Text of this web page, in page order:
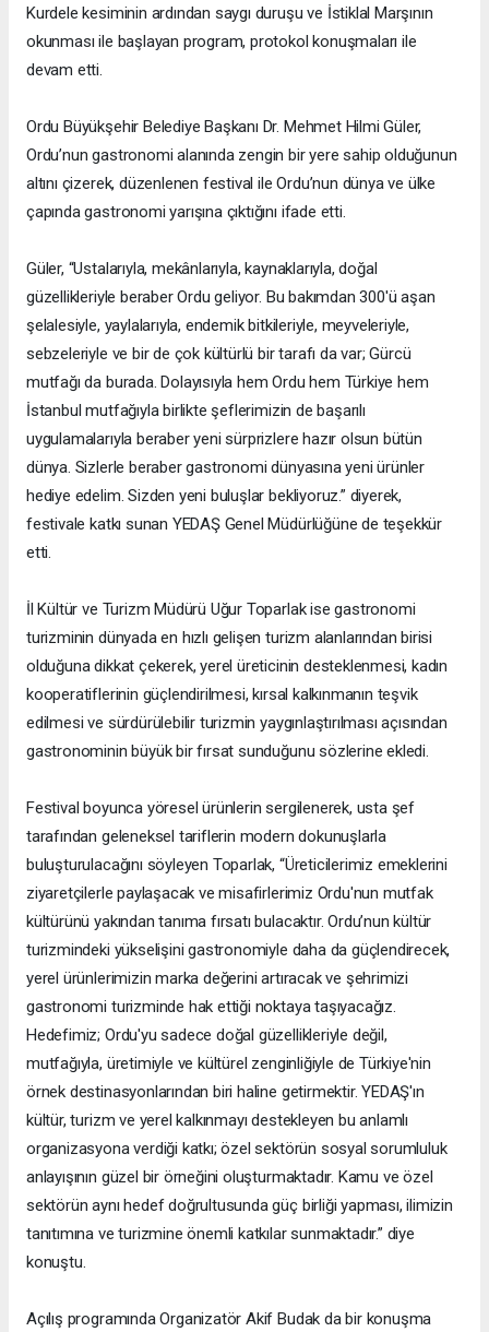
Kurdele kesiminin ardından saygı duruşu ve İstiklal Marşının
okunması ile başlayan program, protokol konuşmaları ile
devam etti.
Ordu Büyükşehir Belediye Başkanı Dr. Mehmet Hilmi Güler,
Ordu’nun gastronomi alanında zengin bir yere sahip olduğunun
altını çizerek, düzenlenen festival ile Ordu’nun dünya ve ülke
çapında gastronomi yarışına çıktığını ifade etti.
Güler, “Ustalarıyla, mekânlarıyla, kaynaklarıyla, doğal
güzellikleriyle beraber Ordu geliyor. Bu bakımdan 300'ü aşan
şelalesiyle, yaylalarıyla, endemik bitkileriyle, meyveleriyle,
sebzeleriyle ve bir de çok kültürlü bir tarafı da var; Gürcü
mutfağı da burada. Dolayısıyla hem Ordu hem Türkiye hem
İstanbul mutfağıyla birlikte şeflerimizin de başarılı
uygulamalarıyla beraber yeni sürprizlere hazır olsun bütün
dünya. Sizlerle beraber gastronomi dünyasına yeni ürünler
hediye edelim. Sizden yeni buluşlar bekliyoruz.” diyerek,
festivale katkı sunan YEDAŞ Genel Müdürlüğüne de teşekkür
etti.
İl Kültür ve Turizm Müdürü Uğur Toparlak ise gastronomi
turizminin dünyada en hızlı gelişen turizm alanlarından birisi
olduğuna dikkat çekerek, yerel üreticinin desteklenmesi, kadın
kooperatiflerinin güçlendirilmesi, kırsal kalkınmanın teşvik
edilmesi ve sürdürülebilir turizmin yaygınlaştırılması açısından
gastronominin büyük bir fırsat sunduğunu sözlerine ekledi.
Festival boyunca yöresel ürünlerin sergilenerek, usta şef
tarafından geleneksel tariflerin modern dokunuşlarla
buluşturulacağını söyleyen Toparlak, “Üreticilerimiz emeklerini
ziyaretçilerle paylaşacak ve misafirlerimiz Ordu'nun mutfak
kültürünü yakından tanıma fırsatı bulacaktır. Ordu’nun kültür
turizmindeki yükselişini gastronomiyle daha da güçlendirecek,
yerel ürünlerimizin marka değerini artıracak ve şehrimizi
gastronomi turizminde hak ettiği noktaya taşıyacağız.
Hedefimiz; Ordu'yu sadece doğal güzellikleriyle değil,
mutfağıyla, üretimiyle ve kültürel zenginliğiyle de Türkiye'nin
örnek destinasyonlarından biri haline getirmektir. YEDAŞ'ın
kültür, turizm ve yerel kalkınmayı destekleyen bu anlamlı
organizasyona verdiği katkı; özel sektörün sosyal sorumluluk
anlayışının güzel bir örneğini oluşturmaktadır. Kamu ve özel
sektörün aynı hedef doğrultusunda güç birliği yapması, ilimizin
tanıtımına ve turizmine önemli katkılar sunmaktadır.” diye
konuştu.
Açılış programında Organizatör Akif Budak da bir konuşma